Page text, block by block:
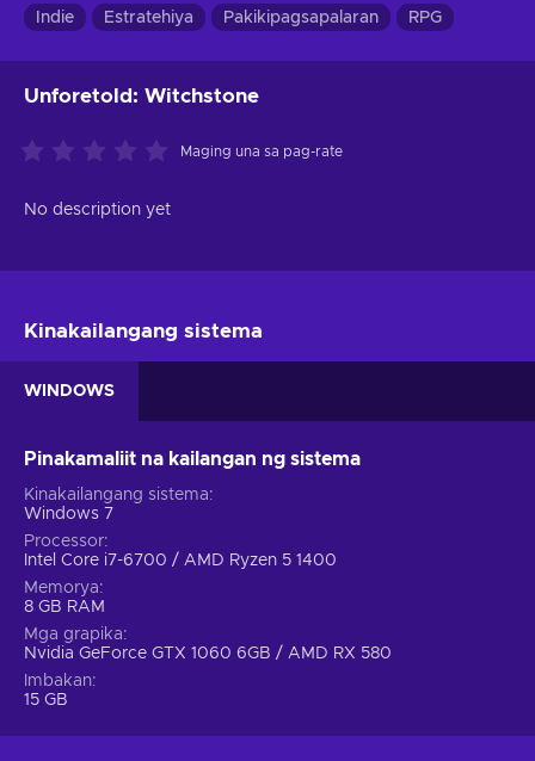
Indie Estratehiya Pakikipagsapalaran RPG
Unforetold: Witchstone
Maging una sa pag-rate
No description yet
Kinakailangang sistema
WINDOWS
Pinakamaliit na kailangan ng sistema
Kinakailangang sistema
Windows 7
Processor
Intel Core i7-6700 / AMD Ryzen 5 1400
Memorya
8 GB RAM
Mga grapika
Nvidia GeForce GTX 1060 6GB / AMD RX 580
Imbakan
15 GB